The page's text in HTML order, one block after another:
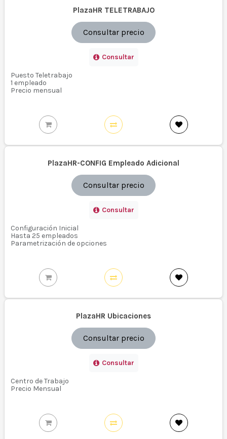
PlazaHR TELETRABAJO
Consultar precio
Consultar
Puesto Teletrabajo
1 empleado
Precio mensual
PlazaHR-CONFIG Empleado Adicional
Consultar precio
Consultar
Configuración Inicial
Hasta 25 empleados
Parametrización de opciones
PlazaHR Ubicaciones
Consultar precio
Consultar
Centro de Trabajo
Precio Mensual